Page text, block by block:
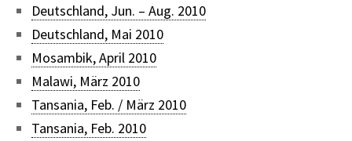
Deutschland, Jun. – Aug. 2010
Deutschland, Mai 2010
Mosambik, April 2010
Malawi, März 2010
Tansania, Feb. / März 2010
Tansania, Feb. 2010